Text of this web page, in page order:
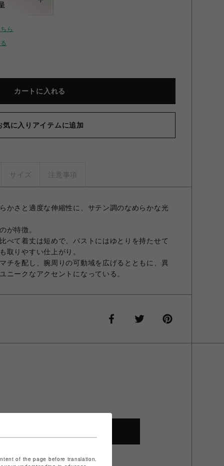
ら
カートに入れる
気に入りアイテムに追加
サイズ 注意事項
かさと適度な伸縮性に、サテン調のなめらかな光
が特徴。
べて着丈は短めで、バストにはゆとりを持たせて
取りやすい仕上がり。
チを配し、腕周りの可動域を広げるとともに、異
ニークなアクセントになっている。
of the page before translation.